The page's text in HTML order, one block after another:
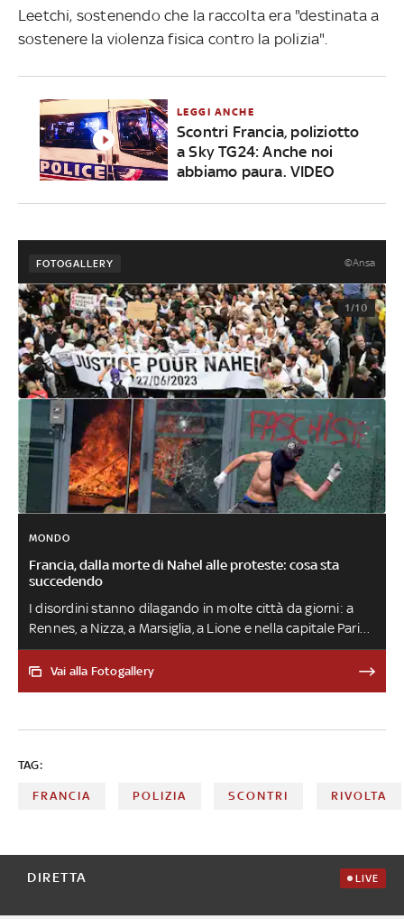
Leetchi, sostenendo che la raccolta era "destinata a
sostenere la violenza fisica contro la polizia".
LEGGI ANCHE
Scontri Francia, poliziotto
a Sky TG24: Anche noi
abbiamo paura. VIDEO
FOTOGALLERY ©Ansa
1/10
MONDO
Francia, dalla morte di Nahel alle proteste: cosa sta
succedendo
I disordini stanno dilagando in molte città da giorni: a
Rennes, a Nizza, a Marsiglia, a Lione e nella capitale Parigi.
Il passaparola corre sui social e coinvolge i giovanissimi,
che manifestano per l'uccisione di un 17enne da parte di
morte di altri due ragazzi, Zyed Benna e Bouna Traorè,
cercavano di sfuggire ad un controllo di polizia
Vai alla Fotogallery
TAG:
FRANCIA POLIZIA SCONTRI RIVOLTA
DIRETTA LIVE